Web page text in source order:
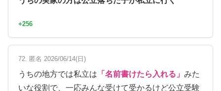
+256
72. 匿名 2026/06/14(日)
うちの地方では私立は 「名前書けたら入れる」 みた
いな役割で、一応みんな受けて受かるけど公立受験